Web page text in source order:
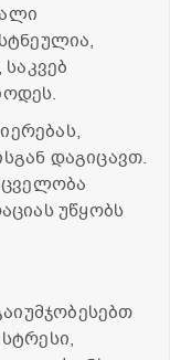
დაგიცავთ.
უწყობს